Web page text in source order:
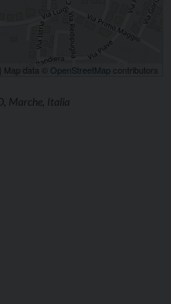
| Map data © OpenStreetMap contributors
Marche, Italia